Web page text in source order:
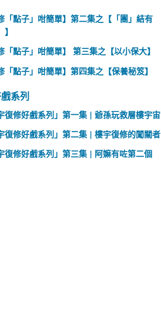
「點子」咁簡單】第二集之【「團」結有
「點子」咁簡單】 第三集之【以小保大】
「點子」咁簡單】第四集之【保養秘笈】
系列
復修好戲系列」第一集 | 爺孫玩救層樓宇宙
復修好戲系列」第二集 | 樓宇復修的闖關者
復修好戲系列」第三集 | 阿嫲有咗第二個